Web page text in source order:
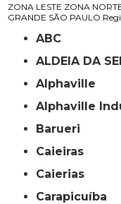
ZONA LESTE ZONA
GRANDE SÃO PAULO
ABC
ALDEIA DA
Alphaville
Alphaville
Barueri
Caieiras
Caierias
Carapicuíba